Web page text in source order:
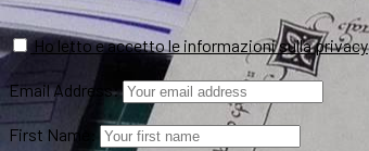
Ho letto e accetto le informazioni sulla privacy
Email Address:
First Name: